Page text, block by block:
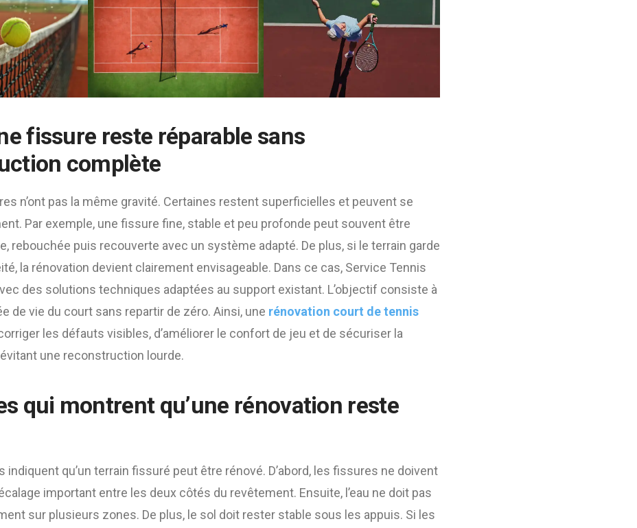
fissure reste réparable sans
complète
n’ont pas la même gravité. Certaines restent superficielles et peuvent se
Par exemple, une fissure fine, stable et peu profonde peut souvent être
rebouchée puis recouverte avec un système adapté. De plus, si le terrain garde
la rénovation devient clairement envisageable. Dans ce cas, Service Tennis
des solutions techniques adaptées au support existant. L’objectif consiste à
de vie du court sans repartir de zéro. Ainsi, une rénovation court de tennis
les défauts visibles, d’améliorer le confort de jeu et de sécuriser la
une reconstruction lourde.
qui montrent qu’une rénovation reste
indiquent qu’un terrain fissuré peut être rénové. D’abord, les fissures ne doivent
important entre les deux côtés du revêtement. Ensuite, l’eau ne doit pas
sur plusieurs zones. De plus, le sol doit rester stable sous les appuis. Si les